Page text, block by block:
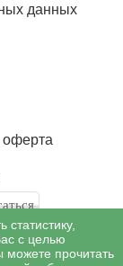
данных
оферта
политикиобработки
с целью
можете прочитать